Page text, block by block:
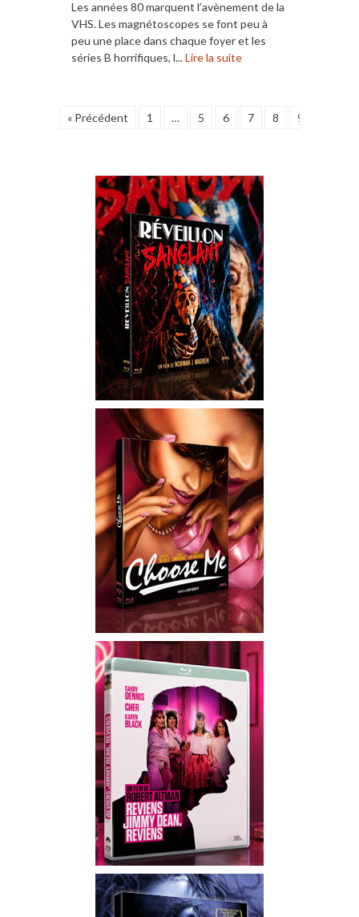
Les années 80 marquent l’avènement de la
VHS. Les magnétoscopes se font peu à
peu une place dans chaque foyer et les
séries B horrifiques, l...Lire la suite
« Précédent 1 … 5 6 7 8 9